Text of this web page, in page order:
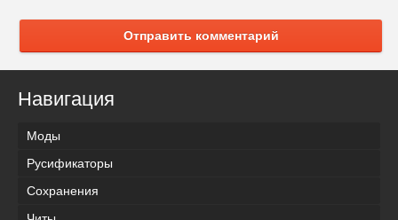
Отправить комментарий
Навигация
Моды
Русификаторы
Сохранения